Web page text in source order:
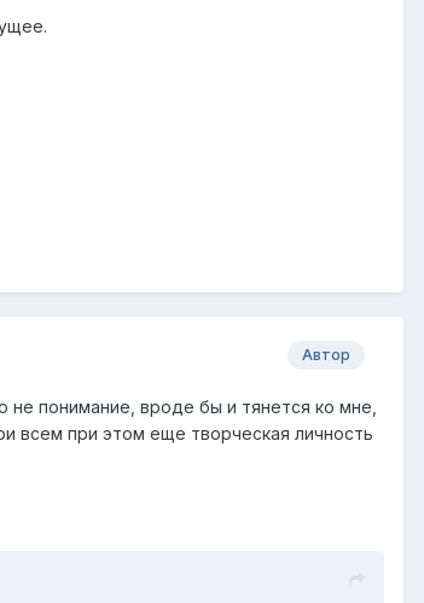
Автор
не понимание, вроде бы и тянется ко мне,
всем при этом еще творческая личность